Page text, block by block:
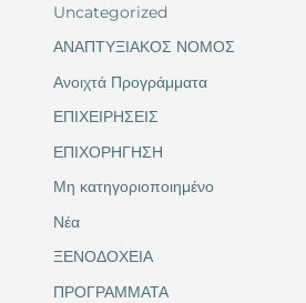
Uncategorized
ΑΝΑΠΤΥΞΙΑΚΟΣ ΝΟΜΟΣ
Ανοιχτά Προγράμματα
ΕΠΙΧΕΙΡΗΣΕΙΣ
ΕΠΙΧΟΡΗΓΗΣΗ
Μη κατηγοριοποιημένο
Νέα
ΞΕΝΟΔΟΧΕΙΑ
ΠΡΟΓΡΑΜΜΑΤΑ